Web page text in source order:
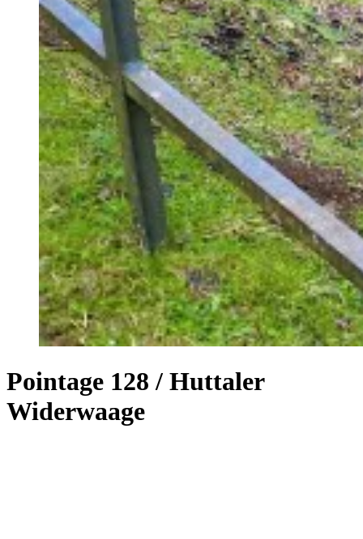
Pointage 128 / Huttaler
Widerwaage